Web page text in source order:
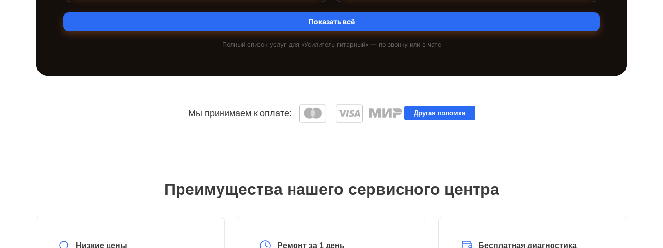
Показать всё
Полный список услуг для «Усилитель гитарный» — по звонку или в чате
Мы принимаем к оплате: Другая поломка
Преимущества нашего сервисного центра
Низкие цены Ремонт за 1 день Бесплатная диагностика